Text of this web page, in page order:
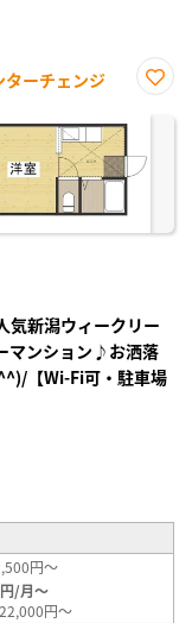
ーチェンジ
に入
録
気新潟ウィークリー
マンション♪お洒落
【Wi-Fi可・駐車場
円～
円/月～
円～